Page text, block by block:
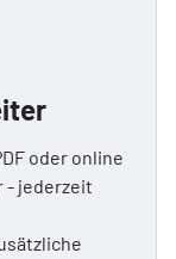
oder online
- jederzeit